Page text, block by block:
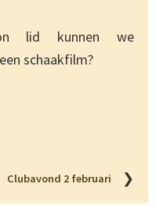
lid kunnen we
schaakfilm?
Clubavond 2 februari ❯